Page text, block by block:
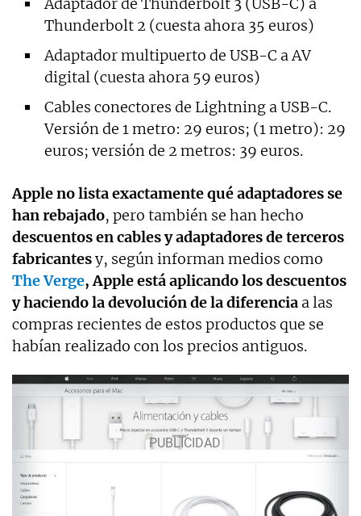
Thunderbolt 2 (cuesta ahora 35 euros)
Adaptador multipuerto de USB-C a AV
digital (cuesta ahora 59 euros)
Cables conectores de Lightning a USB-C.
Versión de 1 metro: 29 euros; (1 metro): 29
euros; versión de 2 metros: 39 euros.
Apple no lista exactamente qué adaptadores se
han rebajado, pero también se han hecho
descuentos en cables y adaptadores de terceros
fabricantesy, según informan medios como
The Verge, Apple está aplicando los descuentos
y haciendo la devolución de la diferencia a las
compras recientes de estos productos que se
habían realizado con los precios antiguos.